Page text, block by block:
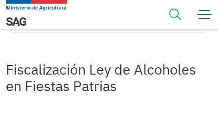
Pasar al contenido principal
Navegación principal
SAGFiscalización Ley de Alcoholes en Fiestas Patrias
Fiscalización Ley de Alcoholes
en Fiestas Patrias